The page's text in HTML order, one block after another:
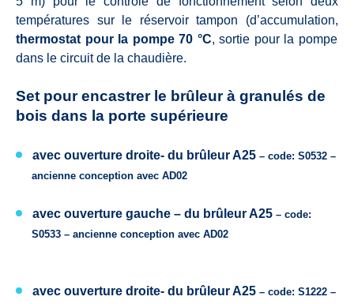
températures sur le réservoir tampon (d’accumulation,
thermostat pour la pompe 70 °C, sortie pour la pompe
dans le circuit de la chaudière.
Set pour encastrer le brûleur à granulés de
bois dans la porte supérieure
avec ouverture droite- du brûleurA25 – code: S0532 –
ancienne conception avec AD02
avec ouverture gauche – du brûleurA25 – code:
S0533 – ancienne conception avec AD02
avec ouverture droite- du brûleurA25 – code: S1222 –